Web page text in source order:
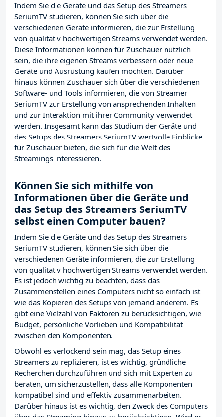
Indem Sie die Geräte und das Setup des Streamers
SeriumTV studieren, können Sie sich über die
verschiedenen Geräte informieren, die zur Erstellung
von qualitativ hochwertigen Streams verwendet werden.
Diese Informationen können für Zuschauer nützlich
sein, die ihre eigenen Streams verbessern oder neue
Geräte und Ausrüstung kaufen möchten. Darüber
hinaus können Zuschauer sich über die verschiedenen
Software- und Tools informieren, die von Streamer
SeriumTV zur Erstellung von ansprechenden Inhalten
und zur Interaktion mit ihrer Community verwendet
werden. Insgesamt kann das Studium der Geräte und
des Setups des Streamers SeriumTV wertvolle Einblicke
für Zuschauer bieten, die sich für die Welt des
Streamings interessieren.
Können Sie sich mithilfe von
Informationen über die Geräte und
das Setup des Streamers SeriumTV
selbst einen Computer bauen?
Indem Sie die Geräte und das Setup des Streamers
SeriumTV studieren, können Sie sich über die
verschiedenen Geräte informieren, die zur Erstellung
von qualitativ hochwertigen Streams verwendet werden.
Es ist jedoch wichtig zu beachten, dass das
Zusammenstellen eines Computers nicht so einfach ist
wie das Kopieren des Setups von jemand anderem. Es
gibt eine Vielzahl von Faktoren zu berücksichtigen, wie
Budget, persönliche Vorlieben und Kompatibilität
zwischen den Komponenten.
Obwohl es verlockend sein mag, das Setup eines
Streamers zu replizieren, ist es wichtig, gründliche
Recherchen durchzuführen und sich mit Experten zu
beraten, um sicherzustellen, dass alle Komponenten
kompatibel sind und effektiv zusammenarbeiten.
Darüber hinaus ist es wichtig, den Zweck des Computers